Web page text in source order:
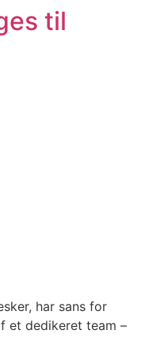
til
har sans for
et dedikeret team –